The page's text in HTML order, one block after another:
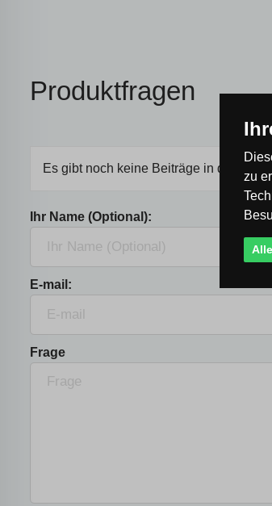
Produktfragen
Es gibt noch keine Beiträge in der
Ihr Name (Optional):
E-mail:
Frage
zu